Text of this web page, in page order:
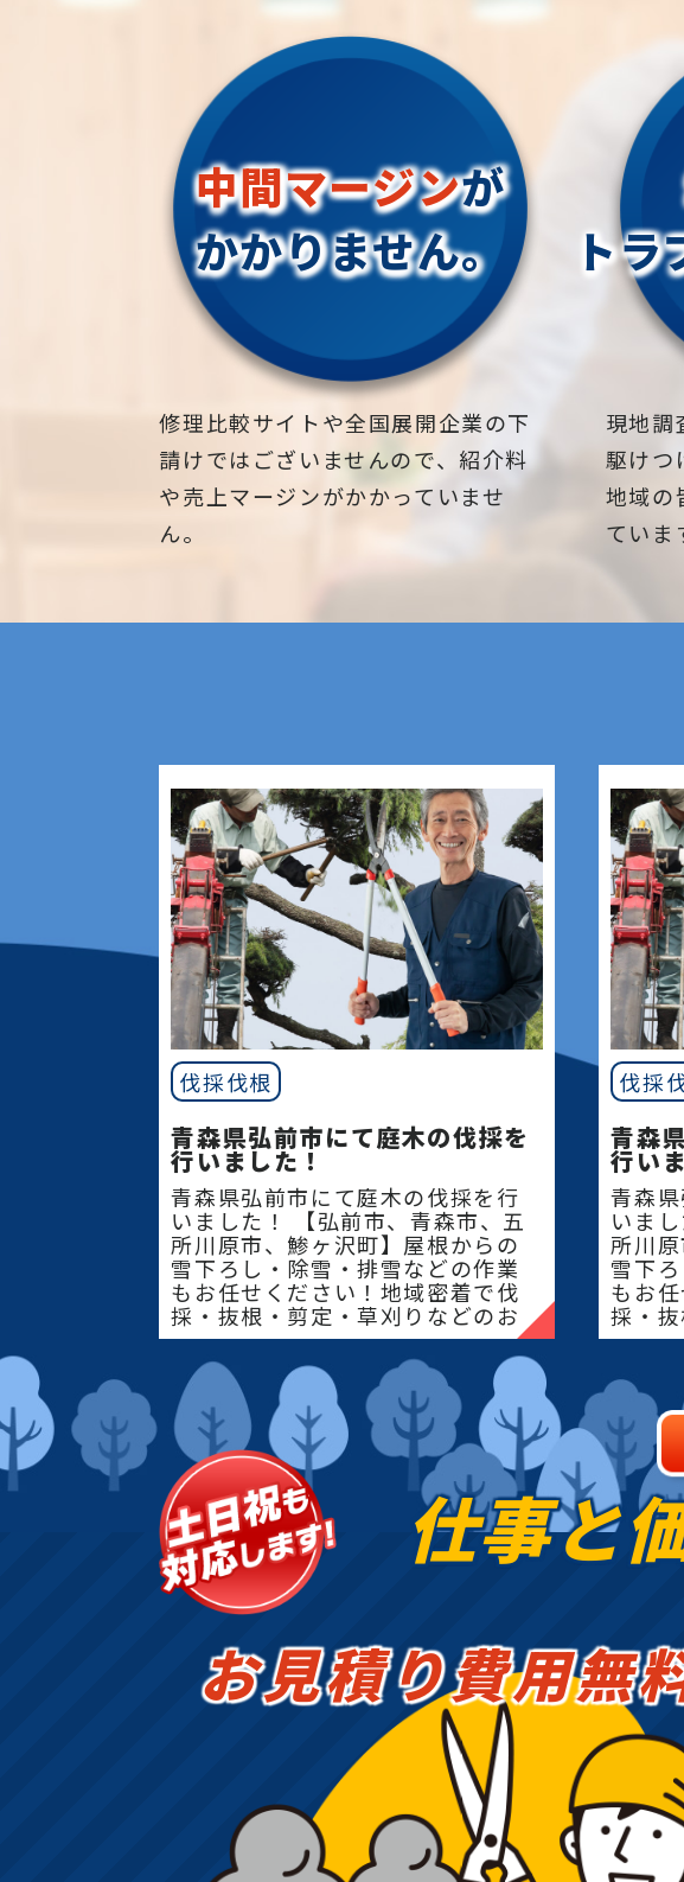
中間マージンが
かかりません。
修理比較サイトや全国展開企業の下
請けではございませんので、紹介料
や売上マージンがかかっていませ
ん。
トラ
現地調
駆けつ
地域の
ていま
伐採伐根
青森県弘前市にて庭木の伐採を
行いました！
青森県弘前市にて庭木の伐採を行
いました！ 【弘前市、青森市、五
所川原市、鯵ヶ沢町】屋根からの
雪下ろし・除雪・排雪などの作業
もお任せください！地域密着で伐
採・抜根・剪定・草刈りなどのお
庭のこと、造園・
伐採
青森
行い
青森
いま
所川
雪下
もお
採・
庭の
仕事と
お見積り費用無